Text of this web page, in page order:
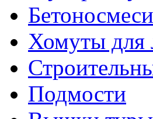
Хомуты для
Подмости